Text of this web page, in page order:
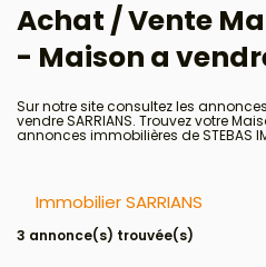
Estimation
Avis clients
Achat / Vente
- Maison a
Sur notre site consultez les
vendre SARRIANS. Trouvez votre
annonces immobilières de STEBAS
Immobilier SARRIANS
3 annonce(s) trouvée(s)